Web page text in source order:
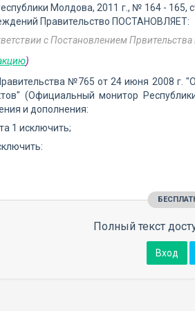
Молдова, 2011 г., № 164 - 165,
Правительство ПОСТАНОВЛЯЕТ:
с Постановлением
)
№765 от 24 июня 2008 г.
(Официальный монитор
и дополнения:
1 исключить;
Полный текст
Вход